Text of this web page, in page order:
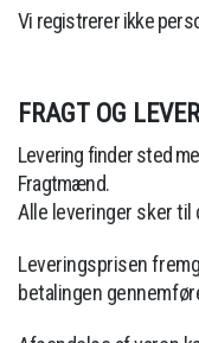
Vi registrerer ikke
FRAGT OG
Levering finder sted
Fragtmænd.
Alle leveringer sker til
Leveringsprisen
betalingen